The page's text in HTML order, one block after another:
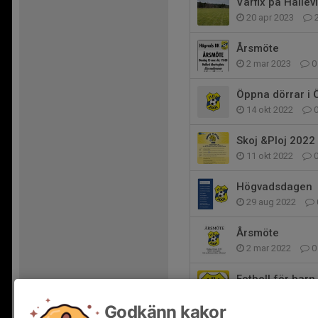
20 apr 2023 2
Årsmöte
2 mar 2023 0
Öppna dörrar i
14 okt 2022 0
Skoj &Ploj 2022
11 okt 2022 0
Högvadsdagen
29 aug 2022
Årsmöte
2 mar 2022 0
Fotboll för
Godkänn kakor